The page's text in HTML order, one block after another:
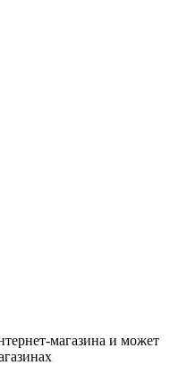
магазина и может